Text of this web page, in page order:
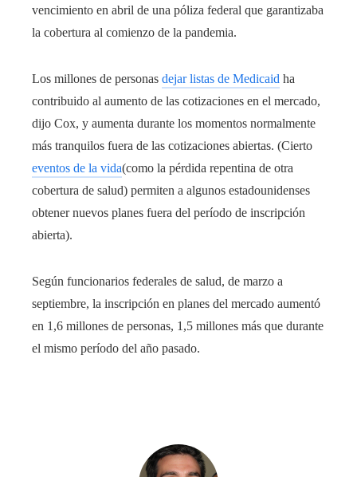
vencimiento en abril de una póliza federal que garantizaba
la cobertura al comienzo de la pandemia.
Los millones de personas dejar listas de Medicaid ha
contribuido al aumento de las cotizaciones en el mercado,
dijo Cox, y aumenta durante los momentos normalmente
más tranquilos fuera de las cotizaciones abiertas. (Cierto
eventos de la vida(como la pérdida repentina de otra
cobertura de salud) permiten a algunos estadounidenses
obtener nuevos planes fuera del período de inscripción
abierta).
Según funcionarios federales de salud, de marzo a
septiembre, la inscripción en planes del mercado aumentó
en 1,6 millones de personas, 1,5 millones más que durante
el mismo período del año pasado.